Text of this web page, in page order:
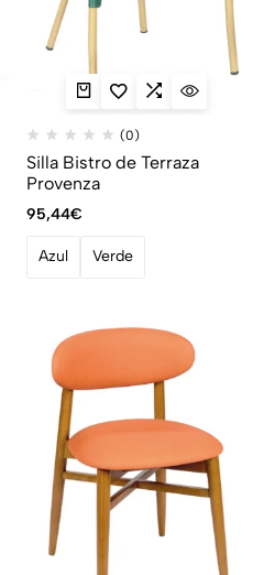
(0)
Silla Bistro de Terraza
Provenza
95,44€
Azul Verde